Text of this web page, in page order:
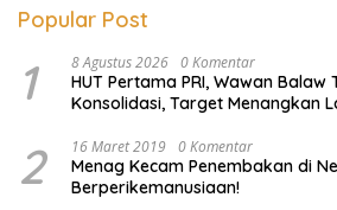
Popular Post
1 8 Agustus 2026 0 Komentar
HUT Pertama PRI, Wawan Balaw
Konsolidasi, Target Menangkan
2 16 Maret 2019 0 Komentar
Menag Kecam Penembakan di
Berperikemanusiaan!